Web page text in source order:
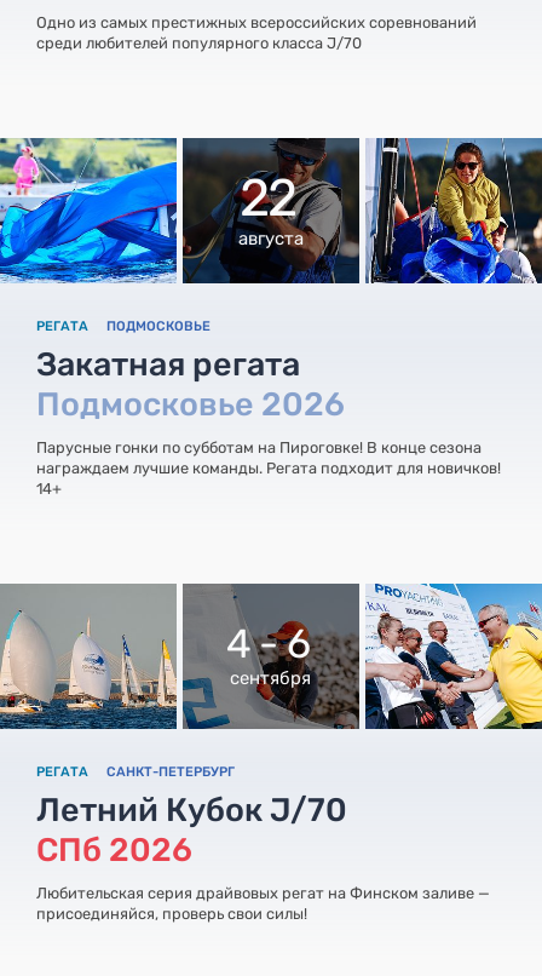
Одно из самых престижных всероссийских соревнований
среди любителей популярного класса J/70
22
августа
РЕГАТА ПОДМОСКОВЬЕ
Закатная регата
Подмосковье 2026
Парусные гонки по субботам на Пироговке! В конце сезона
награждаем лучшие команды. Регата подходит для новичков!
14+
4 - 6
сентября
РЕГАТА САНКТ-ПЕТЕРБУРГ
Летний Кубок J/70
СПб 2026
Любительская серия драйвовых регат на Финском заливе —
присоединяйся, проверь свои силы!